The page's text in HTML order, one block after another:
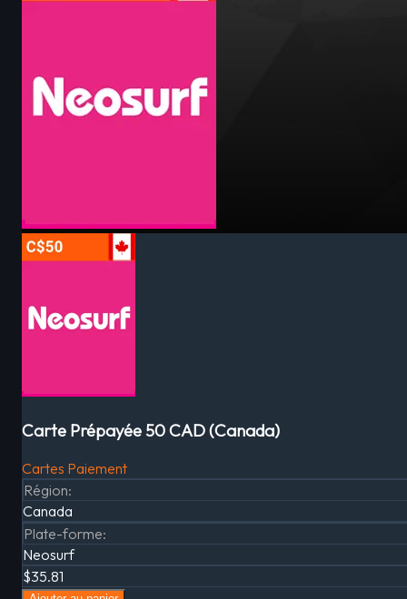
Carte Prépayée 50 CAD (Canada)
Cartes Paiement
Région:
Canada
Plate-forme:
Neosurf
$35.81